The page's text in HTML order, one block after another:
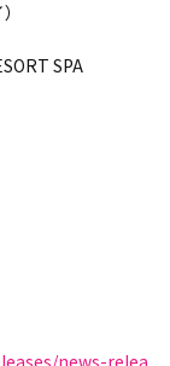
SPA
news-relea